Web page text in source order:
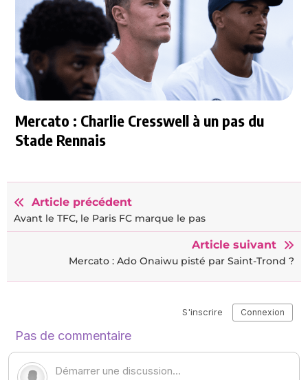
Mercato : Charlie Cresswell à un pas du
Stade Rennais
Article précédent
Avant le TFC, le Paris FC marque le pas
Article suivant
Mercato : Ado Onaiwu pisté par Saint-Trond ?